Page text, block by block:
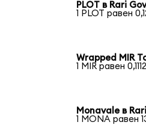
PLOT в Rari
1 PLOT равен
Wrapped MIR
1 MIR равен
Monavale в
1 MONA равен